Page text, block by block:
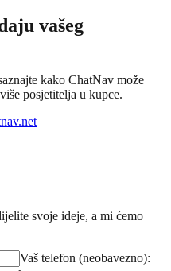
vašeg
kako ChatNav može
posjetitelja u kupce.
svoje ideje, a mi ćemo
Vaš telefon (neobavezno):